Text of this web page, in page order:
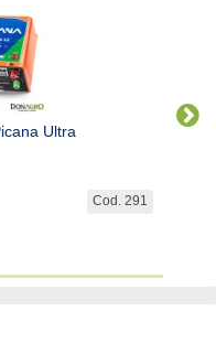
Ultra
Cod. 291